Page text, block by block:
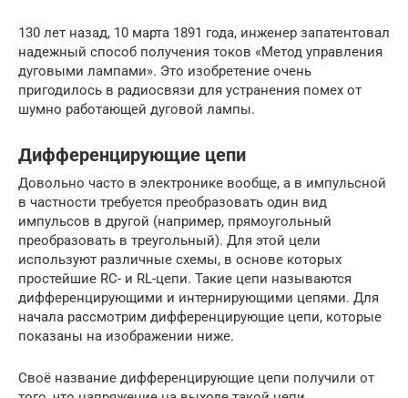
130 лет назад, 10 марта 1891 года, инженер запатентовал
надежный способ получения токов «Метод управления
дуговыми лампами». Это изобретение очень
пригодилось в радиосвязи для устранения помех от
шумно работающей дуговой лампы.
Дифференцирующие цепи
Довольно часто в электронике вообще, а в импульсной
в частности требуется преобразовать один вид
импульсов в другой (например, прямоугольный
преобразовать в треугольный). Для этой цели
используют различные схемы, в основе которых
простейшие RC- и RL-цепи. Такие цепи называются
дифференцирующими и интернирующими цепями. Для
начала рассмотрим дифференцирующие цепи, которые
показаны на изображении ниже.
Своё название дифференцирующие цепи получили от